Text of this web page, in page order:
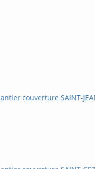
couverture SAINT-